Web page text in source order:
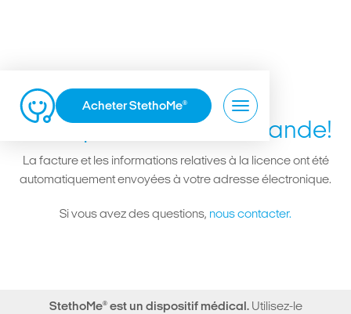
Acheter StethoMe®
Merci pour votre commande!
La facture et les informations relatives à la licence ont été
automatiquement envoyées à votre adresse électronique.
Si vous avez des questions, nous contacter.
StethoMe®est un dispositif médical.Utilisez-le